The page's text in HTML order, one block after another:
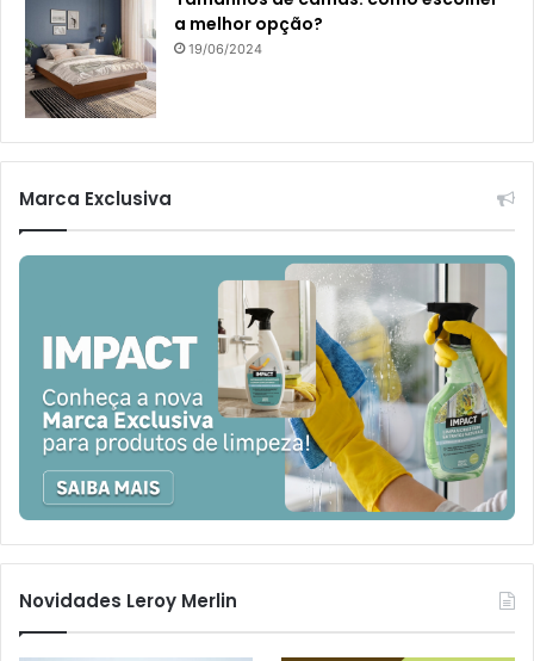
a melhor opção?
19/06/2024
Marca Exclusiva
Novidades Leroy Merlin